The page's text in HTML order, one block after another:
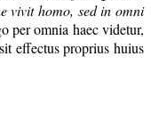
vivit homo, sed in omni
per omnia haec videtur,
effectus proprius huius